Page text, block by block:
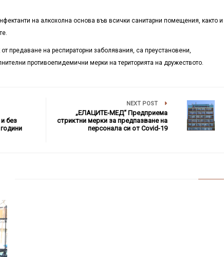
на алкохолна основа във всички санитарни помещения, както и
предаване на респираторни заболявания, са преустановени,
противоепидемични мерки на територията на дружеството.
без
NEXT POST
„ЕЛАЦИТЕ-МЕД“ Предприема
стриктни мерки за предпазване на
персонала си от Covid-19